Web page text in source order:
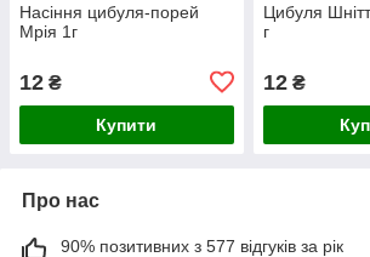
Насіння цибуля-порей
Мрія 1г
12 ₴
Купити
Цибуля
г
12₴
Про нас
90% позитивних з 577 відгуків за рік